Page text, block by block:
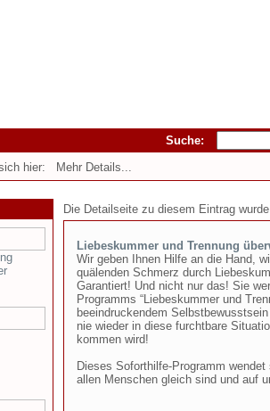
Suche:
hier: Mehr Details...
Die Detailseite zu diesem Eintrag
Liebeskummer und Trennung
Wir geben Ihnen Hilfe an die Hand,
quälenden Schmerz durch
Garantiert! Und nicht nur das! Sie
Programms “Liebeskummer und
beeindruckendem
nie wieder in diese furchtbare
kommen wird!
Dieses Soforthilfe-Programm
allen Menschen gleich sind und auf